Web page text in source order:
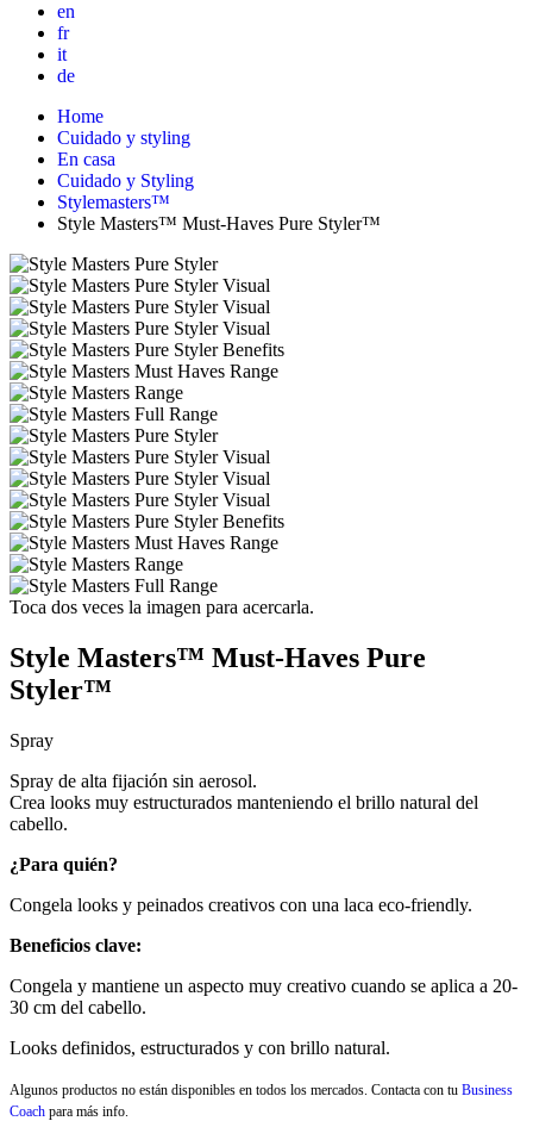
en
fr
it
de
Home
Cuidado y styling
En casa
Cuidado y Styling
Stylemasters™
Style Masters™ Must-Haves Pure Styler™
Toca dos veces la imagen para acercarla.
Style Masters™ Must-Haves Pure
Styler™
Spray
Spray de alta fijación sin aerosol.
Crea looks muy estructurados manteniendo el brillo natural del
cabello.
¿Para quién?
Congela looks y peinados creativos con una laca eco-friendly.
Beneficios clave:
Congela y mantiene un aspecto muy creativo cuando se aplica a 20-
30 cm del cabello.
Looks definidos, estructurados y con brillo natural.
Algunos productos no están disponibles en todos los mercados. Contacta con tu Business
Coach para más info.